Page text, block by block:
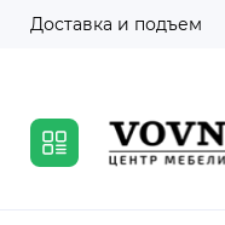
Доставка и подъем